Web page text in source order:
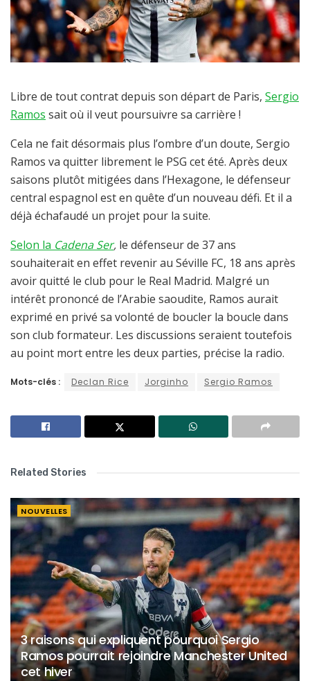
Libre de tout contrat depuis son départ de Paris, Sergio
Ramos sait où il veut poursuivre sa carrière !
Cela ne fait désormais plus l’ombre d’un doute, Sergio
Ramos va quitter librement le PSG cet été. Après deux
saisons plutôt mitigées dans l’Hexagone, le défenseur
central espagnol est en quête d’un nouveau défi. Et il a
déjà échafaudé un projet pour la suite.
Selon la Cadena Ser, le défenseur de 37 ans
souhaiterait en effet revenir au Séville FC, 18 ans après
avoir quitté le club pour le Real Madrid. Malgré un
intérêt prononcé de l’Arabie saoudite, Ramos aurait
exprimé en privé sa volonté de boucler la boucle dans
son club formateur. Les discussions seraient toutefois
au point mort entre les deux parties, précise la radio.
Mots-clés : Declan Rice Jorginho Sergio Ramos
Related Stories
NOUVELLES
3 raisons qui expliquent pourquoi Sergio
Ramos pourrait rejoindre Manchester United
cet hiver